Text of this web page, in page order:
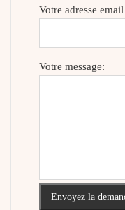
Votre adresse email
Votre message:
Envoyez la